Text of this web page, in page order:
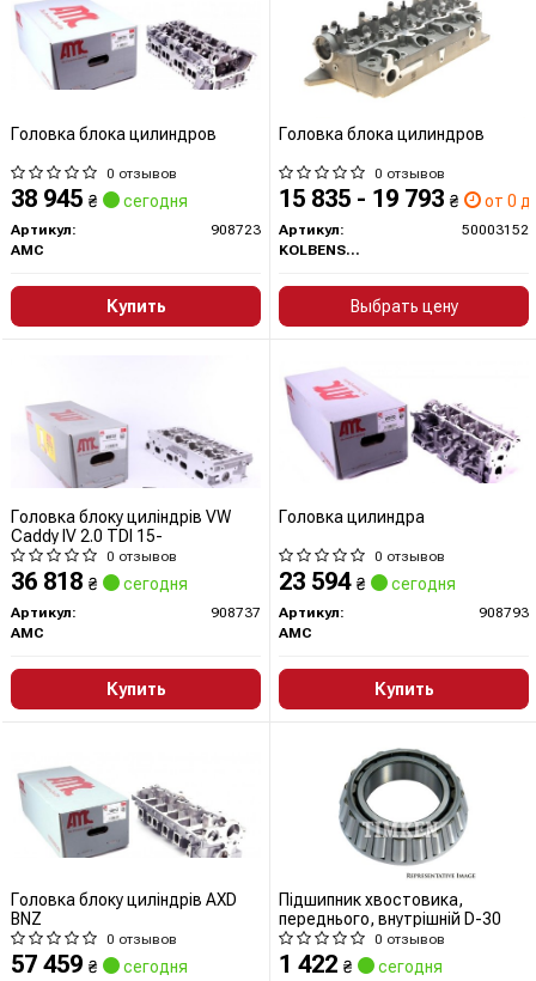
Головка блока цилиндров
0 отзывов
38 945 ₴ сегодня
Артикул:
908723
AMC
Купить
Головка блока цилиндров
0 отзывов
15 835 - 19 793 ₴ от 0
Артикул:
50003152
KOLBENSCHMIDT
Выбрать цену
Головка блоку циліндрів VW
Caddy IV 2.0 TDI 15-
0 отзывов
36 818 ₴ сегодня
Артикул:
908737
AMC
Купить
Головка цилиндра
0 отзывов
23 594 ₴ сегодня
Артикул:
908793
AMC
Купить
Головка блоку циліндрів AXD
BNZ
0 отзывов
57 459 ₴ сегодня
Підшипник хвостовика,
переднього, внутрішній D-30
0 отзывов
1 422 ₴ сегодня